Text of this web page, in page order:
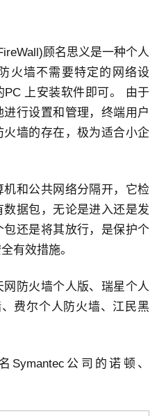
顾名思义是一种个人
火墙不需要特定的网络设
上安装软件即可。 由于
行设置和管理，终端用户
墙的存在，极为适合小企
和公共网络分隔开，它检
据包，无论是进入还是发
还是将其放行，是保护个
有效措施。
防火墙个人版、瑞星个人
费尔个人防火墙、江民黑
公司的诺顿、